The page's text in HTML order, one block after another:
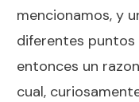
mencionamos, y
diferentes puntos
entonces un
cual,